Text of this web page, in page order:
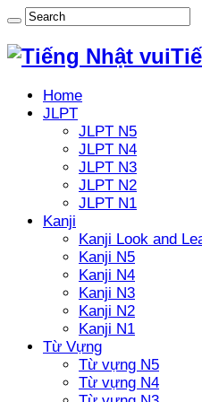
Home
JLPT
JLPT N5
JLPT N4
JLPT N3
JLPT N2
JLPT N1
Kanji
Kanji Look and
Kanji N5
Kanji N4
Kanji N3
Kanji N2
Kanji N1
Từ Vựng
Từ vựng N5
Từ vựng N4